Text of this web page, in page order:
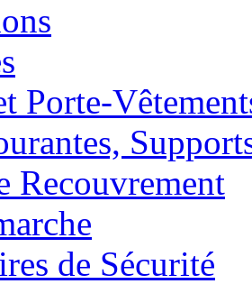
Porte-
Recouvrement
de Sécurité